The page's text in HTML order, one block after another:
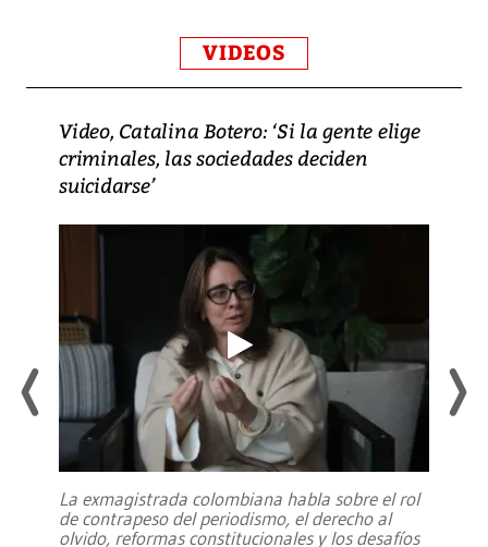
VIDEOS
Video, Catalina Botero: ‘Si la gente elige
criminales, las sociedades deciden
suicidarse’
La exmagistrada colombiana habla sobre el rol
de contrapeso del periodismo, el derecho al
olvido, reformas constitucionales y los desafíos